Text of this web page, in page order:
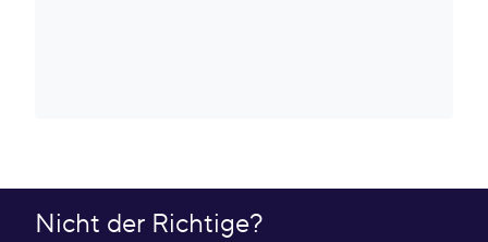
Nicht der Richtige?